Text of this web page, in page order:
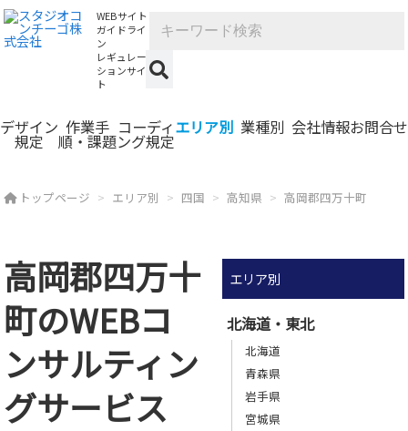
WEBサイト
ガイドライ
ン
レギュレー
ションサイ
ト
デザイン
規定
作業手
順・課題
コーディ
ング規定
エリア別 業種別 会社情報お問合せ
トップページ エリア別 四国 高知県 高岡郡四万十町
高岡郡四万十
町のWEBコ
ンサルティン
グサービス
エリア別
北海道・東北
北海道
青森県
岩手県
宮城県